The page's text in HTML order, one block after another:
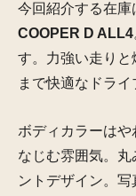
今回紹介する在庫
COOPER D ALL4
す。力強い走り
まで快適なドライ
ボディカラーは
なじむ雰囲気。
ントデザイン。